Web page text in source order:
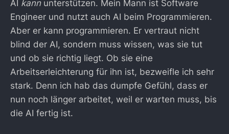
AI kannunterstützen. Mein Mann ist Software
Engineer und nutzt auch AI beim Programmieren.
Aber er kann programmieren. Er vertraut nicht
blind der AI, sondern muss wissen, was sie tut
und ob sie richtig liegt. Ob sie eine
Arbeitserleichterung für ihn ist, bezweifle ich sehr
stark. Denn ich hab das dumpfe Gefühl, dass er
nun noch länger arbeitet, weil er warten muss, bis
die AI fertig ist.